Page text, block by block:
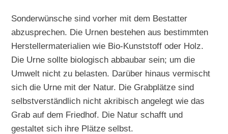
Sonderwünsche sind vorher mit dem Bestatter
abzusprechen. Die Urnen bestehen aus bestimmten
Herstellermaterialien wie Bio-Kunststoff oder Holz.
Die Urne sollte biologisch abbaubar sein; um die
Umwelt nicht zu belasten. Darüber hinaus vermischt
sich die Urne mit der Natur. Die Grabplätze sind
selbstverständlich nicht akribisch angelegt wie das
Grab auf dem Friedhof. Die Natur schafft und
gestaltet sich ihre Plätze selbst.